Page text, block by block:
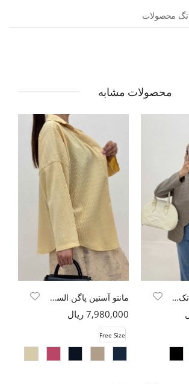
تگ محصولات
محصولات مشابه
کت ژاکارد موجی تک دکمه طرح موج مانتو آستین پاگن السا یقه آبشاری
7,980,000 ریال
Free Size